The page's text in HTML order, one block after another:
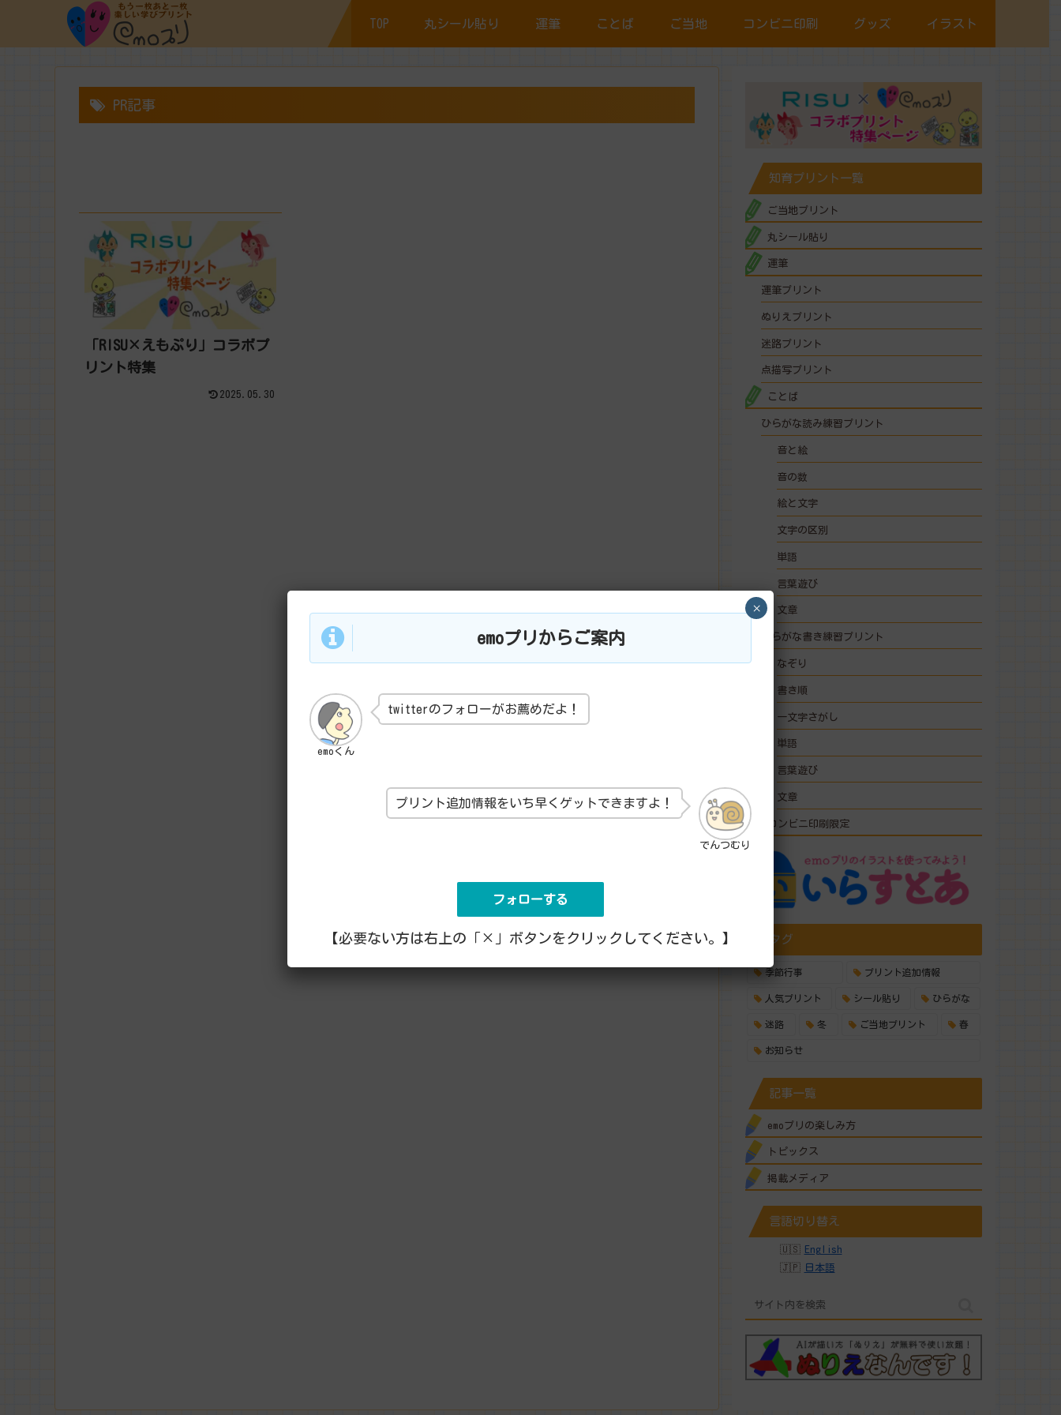
TOP 丸シール貼り 運筆 ことば ご当地 コンビニ印刷 グッズ イラスト
PR記事
「RISU×えもぷり」コラボプ
リント特集
2025.05.30
知育プリント一覧
ご当地プリント
丸シール貼り
運筆
運筆プリント
ぬりえプリント
迷路プリント
点描写プリント
ことば
ひらがな読み練習プリント
音と絵
音の数
絵と文字
文字の区別
単語
言葉遊び
文章
ひらがな書き練習プリント
なぞり
書き順
一文字さがし
単語
言葉遊び
文章
コンビニ印刷限定
タグ
季節行事 プリント追加情報
人気プリント シール貼り ひらがな
迷路 冬 ご当地プリント 春
お知らせ
記事一覧
emoプリの楽しみ方
トピックス
掲載メディア
言語切り替え
English
日本語
emoプリからご案内
emoくん
twitterのフォローがお薦めだよ！
でんつむり
プリント追加情報をいち早くゲットできますよ！
フォローする
【必要ない方は右上の「×」ボタンをクリックしてください。】
×